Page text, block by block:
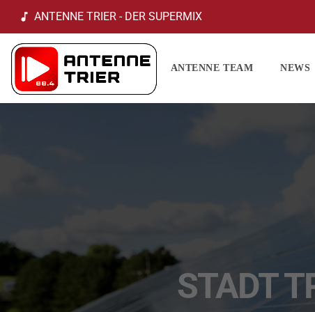
music_note ANTENNE TRIER - DER SUPERMIX
ANTENNE TEAM NEWS
STADT